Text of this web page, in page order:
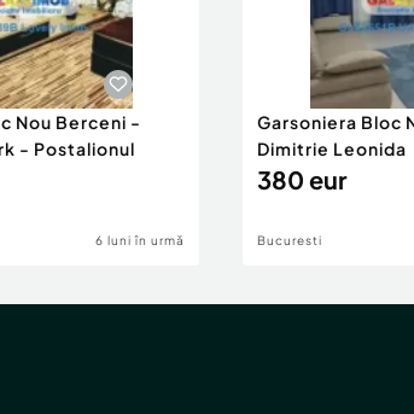
Nou Berceni -
- Postalionul
6 luni în urmă
Garsoniera Bloc
Dimitrie Leonida
380 eur
Bucuresti